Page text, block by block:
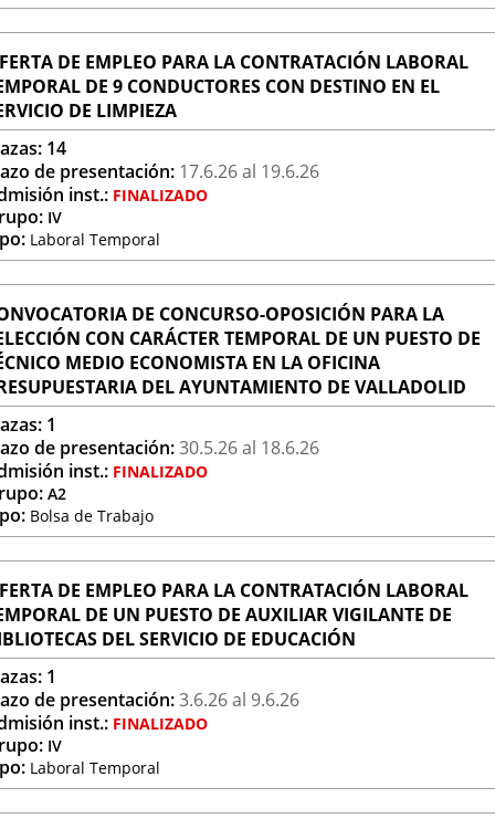
14
DE EMPLEO PARA LA CONTRATACIÓN LABORAL
DE 9 CONDUCTORES CON DESTINO EN EL
DE LIMPIEZA
de presentación: 17.6.26al 19.6.26
inst.: FINALIZADO
IV
Laboral Temporal
1
DE CONCURSO-OPOSICIÓN PARA LA
CON CARÁCTER TEMPORAL DE UN PUESTO DE
MEDIO ECONOMISTA EN LA OFICINA
DEL AYUNTAMIENTO DE VALLADOLID
de presentación:30.5.26al 18.6.26
inst.: FINALIZADO
A2
Bolsa de Trabajo
1
DE EMPLEO PARA LA CONTRATACIÓN LABORAL
DE UN PUESTO DE AUXILIAR VIGILANTE DE
DEL SERVICIO DE EDUCACIÓN
de presentación:3.6.26al 9.6.26
inst.: FINALIZADO
IV
Laboral Temporal